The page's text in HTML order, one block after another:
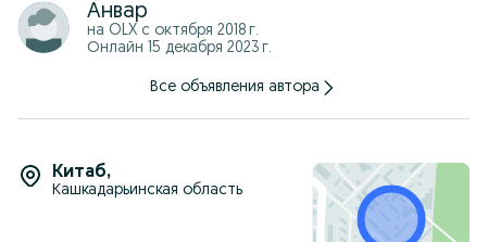
Анвар
на OLX с октября 2018 г.
Онлайн 15 декабря 2023 г.
Все объявления автора
Китаб,
Кашкадарьинская область